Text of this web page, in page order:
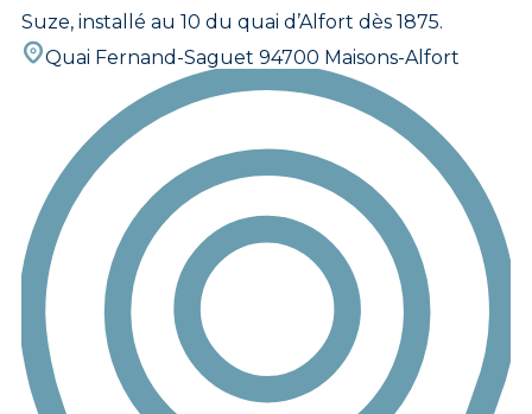
Suze, installé au 10 du quai d’Alfort dès 1875.
Quai Fernand-Saguet 94700 Maisons-Alfort